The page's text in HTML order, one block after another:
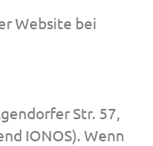
Website bei
Str. 57,
IONOS). Wenn